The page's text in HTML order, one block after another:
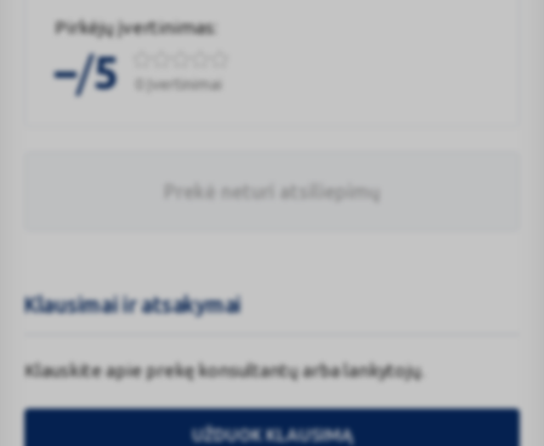
Pirkėjų įvertinimas:
–/5 0 Įvertinimai
Prekė neturi atsiliepimų
Klausimai ir atsakymai
Klauskite apie prekę konsultantų arba lankytojų.
UŽDUOK KLAUSIMĄ